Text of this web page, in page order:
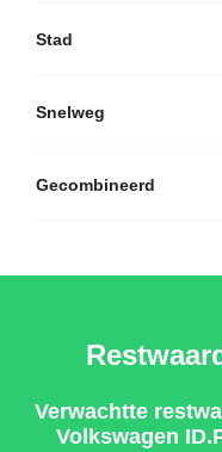
Stad
Snelweg
Gecombineerd
Verwachtte
Volkswagen